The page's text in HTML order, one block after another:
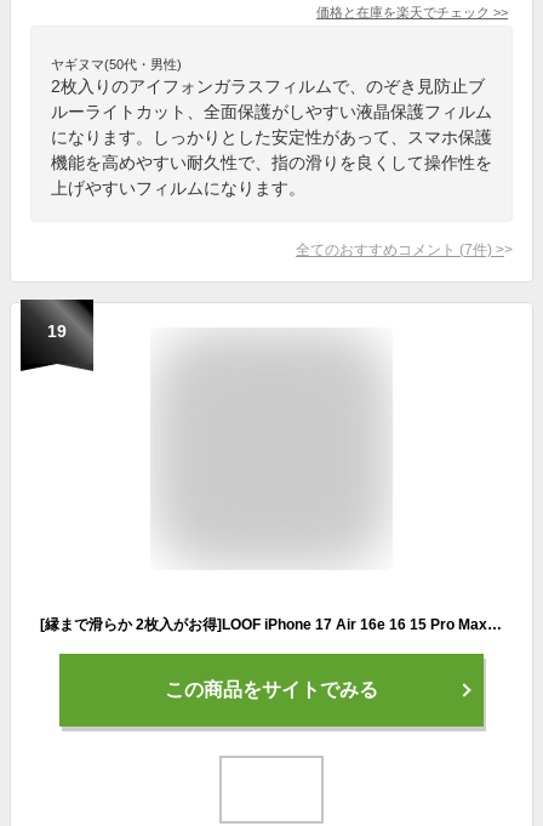
価格と在庫を楽天でチェック >>
ヤギヌマ(50代・男性)
2枚入りのアイフォンガラスフィルムで、のぞき見防止ブ
ルーライトカット、全面保護がしやすい液晶保護フィルム
になります。しっかりとした安定性があって、スマホ保護
機能を高めやすい耐久性で、指の滑りを良くして操作性を
上げやすいフィルムになります。
全てのおすすめコメント (7件) >
19
[縁まで滑らか 2枚入がお得]LOOF iPhone 17 Air 16e 16 15 Pro Max Plus フィルム ガラス iPhoneSE 第2世代 第3世代 iPhone14 iPhone13 mini iPhone12 Pro X Xs Max XR 8 7 Plus 強化ガラス 保護フィルム 全面保護 ガラスフィルム ブルーライトカット マット 覗き見防止
この商品をサイトでみる